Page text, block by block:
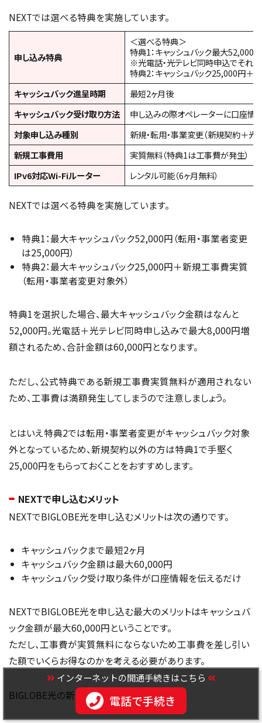
NEXTでは選べる特典を実施しています。
申し込み特典
＜選べる特典＞
特典1：キャッシュバック最大52,000
※光電話・光テレビ同時申込でそれ
特典2：キャッシュバック25,000円＋
キャッシュバック進呈時期
最短2ヶ月後
キャッシュバック受け取り方法
申し込みの際オペレーターに口座情
対象申し込み種別
新規・転用・事業変更（新規契約＋
新規工事費用
実質無料（特典1は工事費が発生）
IPv6対応Wi-Fiルーター
レンタル可能（6ヶ月無料）
NEXTでは選べる特典を実施しています。
特典1：最大キャッシュバック52,000円（転用・事業者変更
は25,000円）
特典2：最大キャッシュバック25,000円＋新規工事費実質
（転用・事業者変更対象外）
特典1を選択した場合、最大キャッシュバック金額はなんと
52,000円。光電話＋光テレビ同時申し込みで最大8,000円増
額されるため、合計金額は60,000円となります。
ただし、公式特典である新規工事費実質無料が適用されない
ため、工事費は満額発生してしまうので注意しましょう。
とはいえ特典2では転用・事業者変更がキャッシュバック対象
外となっているため、新規契約以外の方は特典1で手堅く
25,000円をもらっておくことをおすすめします。
NEXTで申し込むメリット
NEXTでBIGLOBE光を申し込むメリットは次の通りです。
キャッシュバックまで最短2ヶ月
キャッシュバック金額は最大60,000円
キャッシュバック受け取り条件が口座情報を伝えるだけ
NEXTでBIGLOBE光を申し込む最大のメリットはキャッシュバ
ック金額が最大60,000円ということです。
ただし、工事費が実質無料にならないため工事費を差し引い
た額でいくらお得なのかを考える必要があります。
BIGLOBE光の新規工事費は、
インターネットの開通手続きはこちら
電話で手続き